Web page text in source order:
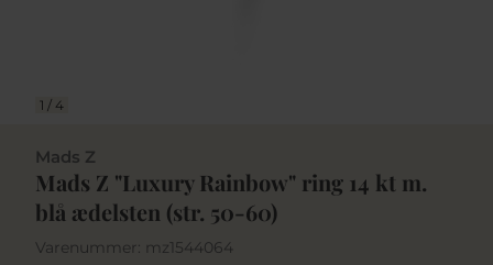
1 / 4
Mads Z
Mads Z "Luxury Rainbow" ring 14 kt m.
blå ædelsten (str. 50-60)
Varenummer: mz1544064